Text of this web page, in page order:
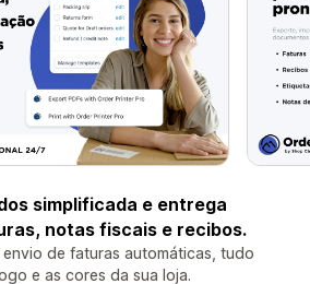
simplificada e entrega
notas fiscais e recibos.
envio de faturas automáticas, tudo
e as cores da sua loja.